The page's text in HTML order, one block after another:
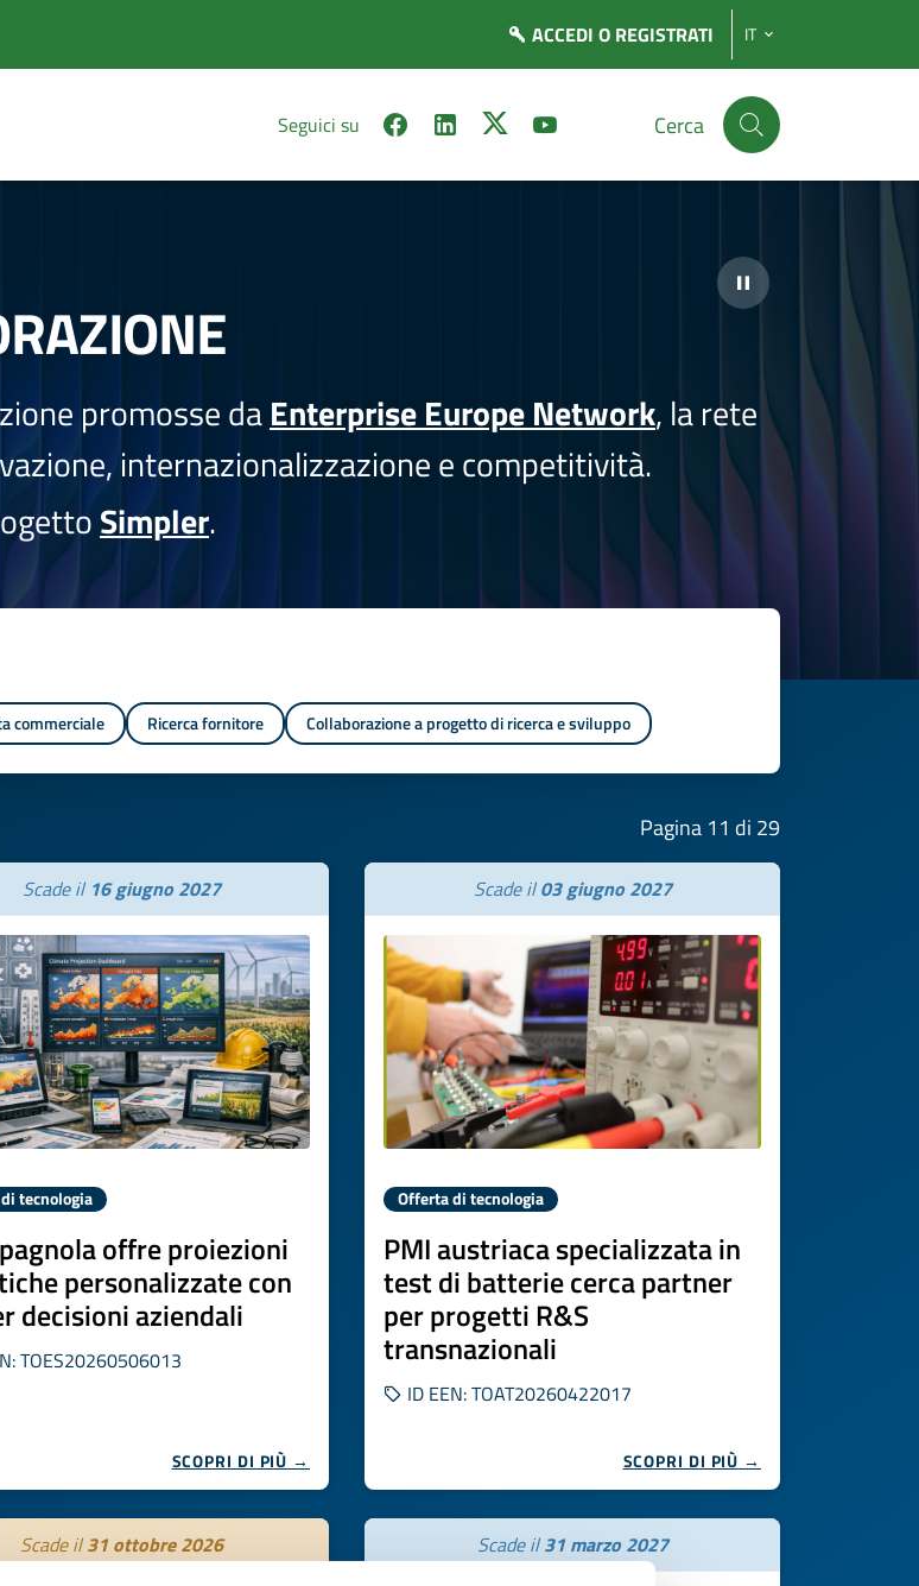
ACCEDI O REGISTRATI IT
Seguici su Cerca
promosse daEnterprise Europe Network, la rete
internazionalizzazione e competitività.
Simpler.
commerciale Ricerca fornitore Collaborazione a progetto di ricerca e sviluppo
Pagina 11 di 29
Scade il 16 giugno 2027
tecnologia
offre proiezioni
personalizzate con
decisioni aziendali
TOES20260506013
SCOPRI DI PIÙ →
Scade il03 giugno 2027
Offerta di tecnologia
PMI austriaca specializzata in
test di batterie cerca partner
per progetti R&S
transnazionali
ID EEN: TOAT20260422017
SCOPRI DI PIÙ →
Scade il31 ottobre 2026 Scade il31 marzo 2027